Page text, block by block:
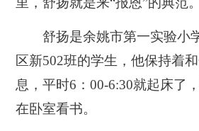
舒扬是余姚市第一实验小
区新502班的学生，他保持着
息，平时6：00-6:30就起床了
在卧室看书。